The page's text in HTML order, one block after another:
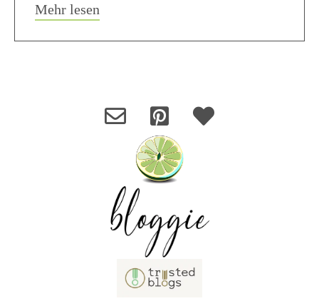
Mehr lesen